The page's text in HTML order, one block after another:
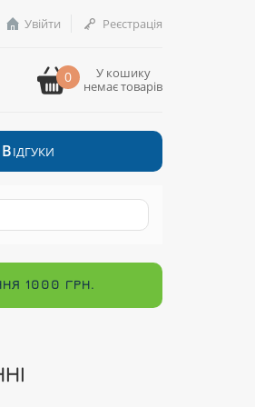
Увійти Реєстрація
0
У кошику
немає товарів
ВІДГУКИ
1000 ГРН.